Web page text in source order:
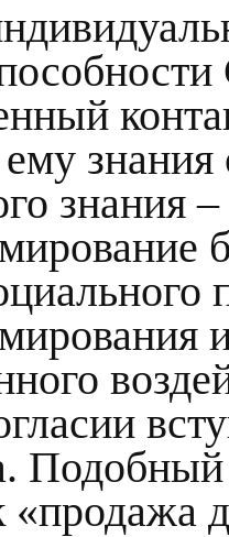
ему
знания
Подобный
«продажа